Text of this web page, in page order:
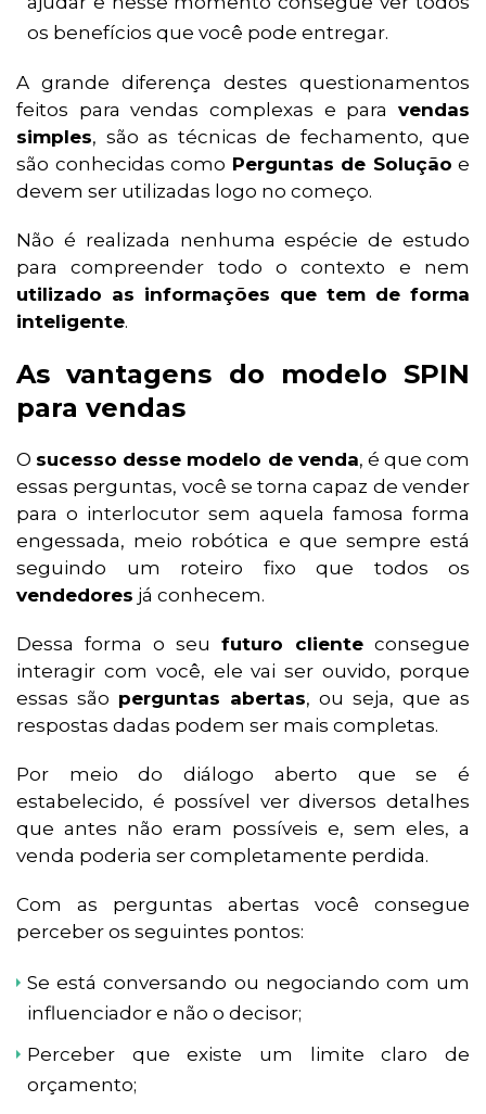
os benefícios que você pode entregar.
A grande diferença destes questionamentos
feitos para vendas complexas e para vendas
simples, são as técnicas de fechamento, que
são conhecidas como Perguntas de Solução e
devem ser utilizadas logo no começo.
Não é realizada nenhuma espécie de estudo
para compreender todo o contexto e nem
utilizado as informações que tem de forma
inteligente.
As vantagens do modelo SPIN
para vendas
O sucesso desse modelo de venda, é que com
essas perguntas, você se torna capaz de vender
para o interlocutor sem aquela famosa forma
engessada, meio robótica e que sempre está
seguindo um roteiro fixo que todos os
vendedores já conhecem.
Dessa forma o seu futuro cliente consegue
interagir com você, ele vai ser ouvido, porque
essas são perguntas abertas, ou seja, que as
respostas dadas podem ser mais completas.
Por meio do diálogo aberto que se é
estabelecido, é possível ver diversos detalhes
que antes não eram possíveis e, sem eles, a
venda poderia ser completamente perdida.
Com as perguntas abertas você consegue
perceber os seguintes pontos:
Se está conversando ou negociando com um
influenciador e não o decisor;
Perceber que existe um limite claro de
orçamento;